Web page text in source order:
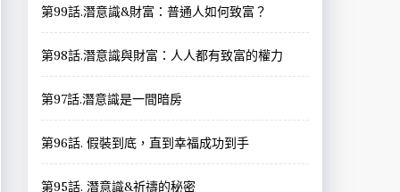
第99話.潛意識&財富：普通人如何致富？
第98話.潛意識與財富：人人都有致富的權力
第97話.潛意識是一間暗房
第96話. 假裝到底，直到幸福成功到手
第95話. 潛意識&祈禱的秘密